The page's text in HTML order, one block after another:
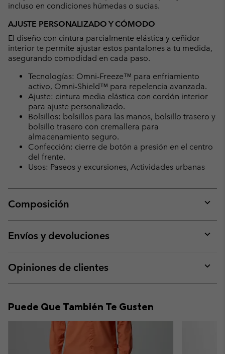
incluso en condiciones húmedas o sucias.
AJUSTE PERSONALIZADO Y CÓMODO
El diseño con cintura parcialmente elástica y ceñidor
interior te permite ajustar estos pantalones a tu medida,
asegurando comodidad en cada paso.
Tecnologías: Omni-Freeze™ para enfriamiento
activo, Omni-Shield™ para repelencia avanzada.
Ajuste: cintura media elástica con cordón interior
para ajuste personalizado.
Bolsillos: bolsillos para las manos, bolsillo trasero y
bolsillo trasero con cremallera para
almacenamiento seguro.
Confección: cierre de botón a presión en el centro
del frente.
Usos: Paseos y excursiones, Actividades urbanas
Composición
or
Envíos y devoluciones
or
Opiniones de clientes
or
Puede Que También Te Gusten